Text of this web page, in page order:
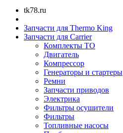
tk78.ru
Запчасти для Thermo King
Запчасти для Carrier
Комплекты ТО
Двигатель
Компрессор
Генераторы и стартеры
Ремни
Запчасти приводов
Электрика
Фильтры осушители
Фильтры
Топливные насосы